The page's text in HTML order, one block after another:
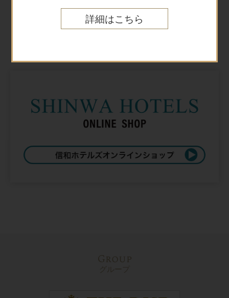
詳細はこちら